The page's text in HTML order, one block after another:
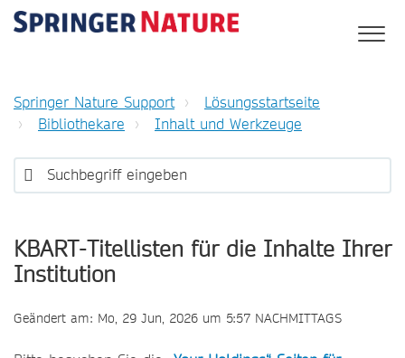
Springer Nature Support
Lösungsstartseite
Bibliothekare
Inhalt und Werkzeuge
KBART-Titellisten für die Inhalte Ihrer
Institution
Geändert am: Mo, 29 Jun, 2026 um 5:57 NACHMITTAGS